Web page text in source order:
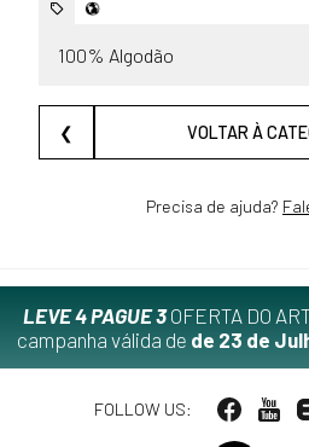
100% Algodão
❮ VOLTAR À
Precisa de ajuda?
LEVE 4 PAGUE 3OFERTA DO
campanha válida de de 23 de
FOLLOW US: